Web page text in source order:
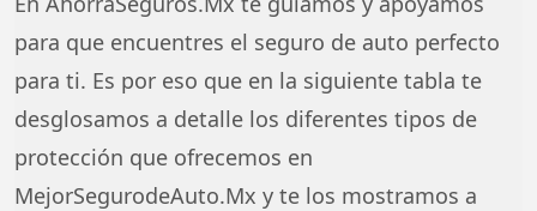
para que encuentres el seguro de auto perfecto
para ti. Es por eso que en la siguiente tabla te
desglosamos a detalle los diferentes tipos de
protección que ofrecemos en
MejorSegurodeAuto.Mx y te los mostramos a